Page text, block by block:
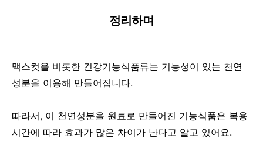
정리하며
맥스컷을 비롯한 건강기능식품류는 기능성이 있는 천연
성분을 이용해 만들어집니다.
따라서, 이 천연성분을 원료로 만들어진 기능식품은 복용
시간에 따라 효과가 많은 차이가 난다고 알고 있어요.